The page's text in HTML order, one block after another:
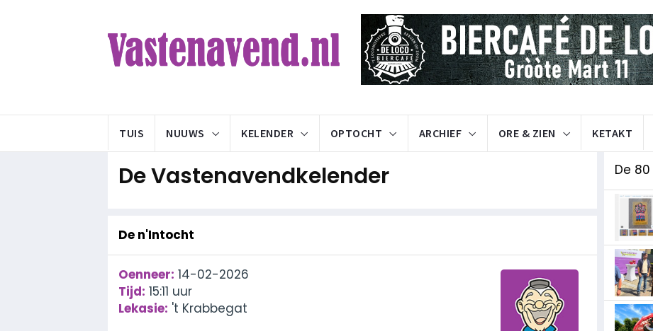
TUIS NUUWS KELENDER OPTOCHT ARCHIEF ORE & ZIEN KETAKT
De Vastenavendkelender
De n'Intocht
Oenneer: 14-02-2026
Tijd: 15:11 uur
Lekasie: 't Krabbegat
De 80